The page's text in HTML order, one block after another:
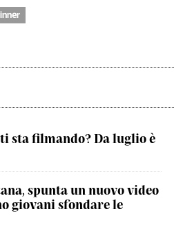
sta filmando? Da luglio è
spunta un nuovo video
giovani sfondare le